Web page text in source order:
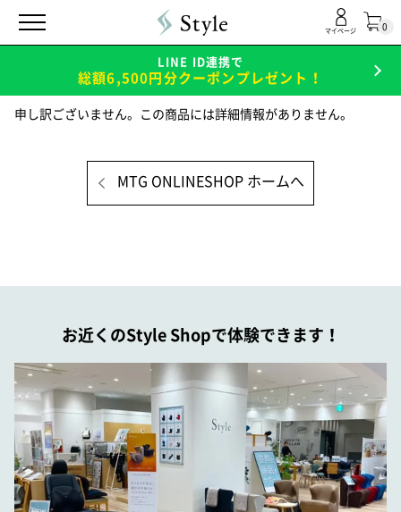
0
マイページ
LINE ID連携で
総額6,500円分クーポンプレゼント！
申し訳ございません。この商品には詳細情報がありません。
MTG ONLINESHOP ホームへ
お近くのStyle Shopで体験できます！